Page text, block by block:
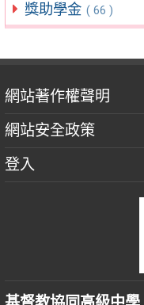
獎助學金 ( 66 )
網站著作權聲明
網站安全政策
登入